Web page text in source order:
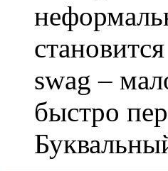
swag –
быстро